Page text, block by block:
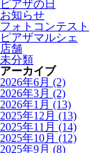
ピアザの日
お知らせ
フォトコンテスト
ピアザマルシェ
店舗
未分類
アーカイブ
2026年6月 (2)
2026年3月 (2)
2026年1月 (13)
2025年12月 (13)
2025年11月 (14)
2025年10月 (12)
2025年9月 (8)